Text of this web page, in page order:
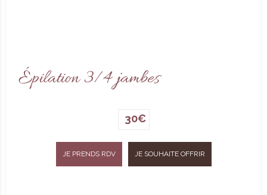
Épilation 3/4 jambes
30€
JE PRENDS RDV JE SOUHAITE OFFRIR